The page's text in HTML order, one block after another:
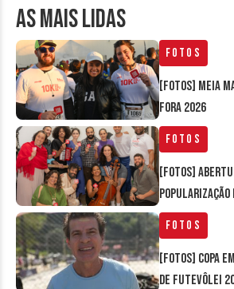
AS MAIS LIDAS
Fotos
[FOTOS] Meia
Fora 2026
Fotos
[FOTOS]
Popularização
Fotos
[FOTOS] Copa
de Futevôlei